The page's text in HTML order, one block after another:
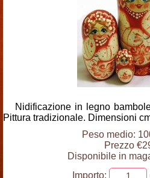
Nidificazione in legno
Pittura tradizionale. Dimensioni
Peso medio:
Prezzo
Disponibile in
Importo: